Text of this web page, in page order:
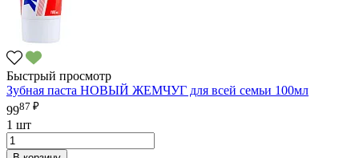
Быстрый просмотр
Зубная паста НОВЫЙ ЖЕМЧУГ для всей семьи 100мл
9987 ₽
1 шт